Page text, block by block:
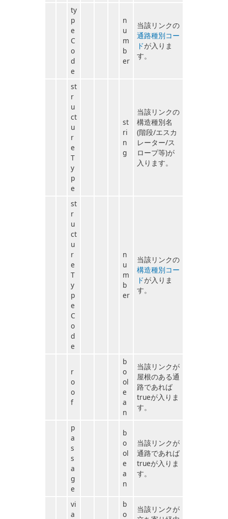
ty
p
e
C
o
d
e
n
u
m
b
er
当該リンクの
通路種別コー
ドが入りま
す。
st
r
u
ct
u
r
e
T
y
p
e
st
ri
n
g
当該リンクの
構造種別名
(階段/エスカ
レーター/ス
ロープ等)が
入ります。
st
r
u
ct
u
r
e
T
y
p
e
C
o
d
e
n
u
m
b
er
当該リンクの
構造種別コー
ドが入りま
す。
r
o
o
f
b
o
ol
e
a
n
当該リンクが
屋根のある通
路であれば
trueが入りま
す。
p
a
s
s
a
g
e
b
o
ol
e
a
n
当該リンクが
通路であれば
trueが入りま
す。
vi
a
b
o
当該リンクが